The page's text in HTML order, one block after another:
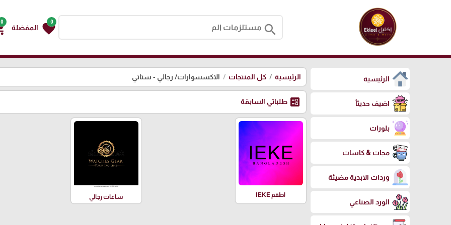
search
0
favorite المفضلة
0
الرئيسية
اضيف حديثأ
بلورات
مجات & كاسات
وردات الابدية مضيئة
الورد الصناعي
الرئيسية كل المنتجات الاكسسوارات/ رجالي - ستاتي
ballot طلباتي السابقة
اطقم IEKE ساعات رجالي